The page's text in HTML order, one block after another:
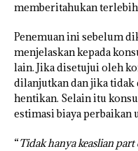
memberitahukan
Penemuan ini sebelum
menjelaskan kepada
lain. Jika disetujui oleh
dilanjutkan dan jika
hentikan. Selain itu
estimasi biaya perbaikan
“Tidak hanya keaslian